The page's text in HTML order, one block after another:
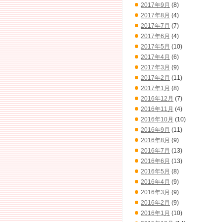
2017年9月 (8)
2017年8月 (4)
2017年7月 (7)
2017年6月 (4)
2017年5月 (10)
2017年4月 (6)
2017年3月 (9)
2017年2月 (11)
2017年1月 (8)
2016年12月 (7)
2016年11月 (4)
2016年10月 (10)
2016年9月 (11)
2016年8月 (9)
2016年7月 (13)
2016年6月 (13)
2016年5月 (8)
2016年4月 (9)
2016年3月 (9)
2016年2月 (9)
2016年1月 (10)